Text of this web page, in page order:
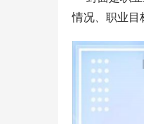
情况、职业目